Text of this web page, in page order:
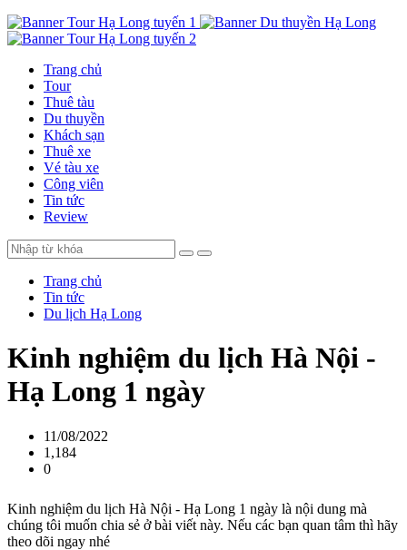
Trang chủ
Tour
Thuê tàu
Du thuyền
Khách sạn
Thuê xe
Vé tàu xe
Công viên
Tin tức
Review
Trang chủ
Tin tức
Du lịch Hạ Long
Kinh nghiệm du lịch Hà Nội -
Hạ Long 1 ngày
11/08/2022
1,184
0
Kinh nghiệm du lịch Hà Nội - Hạ Long 1 ngày là nội dung mà
chúng tôi muốn chia sẻ ở bài viết này. Nếu các bạn quan tâm thì hãy
theo dõi ngay nhé